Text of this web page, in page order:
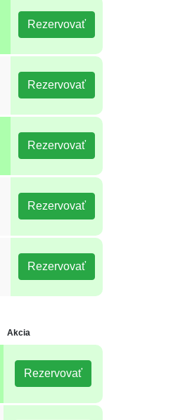
Rezervovať
Rezervovať
Rezervovať
Rezervovať
Rezervovať
Akcia
Rezervovať